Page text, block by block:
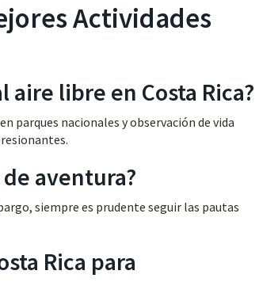
Actividades
aire libre en Costa Rica?
parques nacionales y observación de vida
aventura?
siempre es prudente seguir las pautas
Rica para